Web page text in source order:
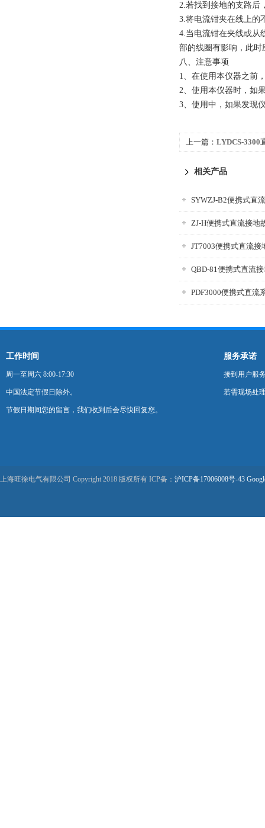
2.若找到接地的支路后
3.将电流钳夹在线上的
4.当电流钳在夹线或从
部的线圈有影响，此
八、注意事项
1、在使用本仪器之前
2、使用本仪器时，如
3、使用中，如果发现
上一篇： LYDCS-3300
相关产品
SYWZJ-B2便携式直
ZJ-H便携式直流接地
JT7003便携式直流接
QBD-81便携式直流
工作时间
周一至周六 8:00-17:30
中国法定节假日除外。
节假日期间您的留言，我们收到后会尽快回复您。
服务承诺
接到用户服
若需现场处
上海旺徐电气有限公司 Copyright 2018 版权所有 ICP备： 沪ICP备17006008号-43